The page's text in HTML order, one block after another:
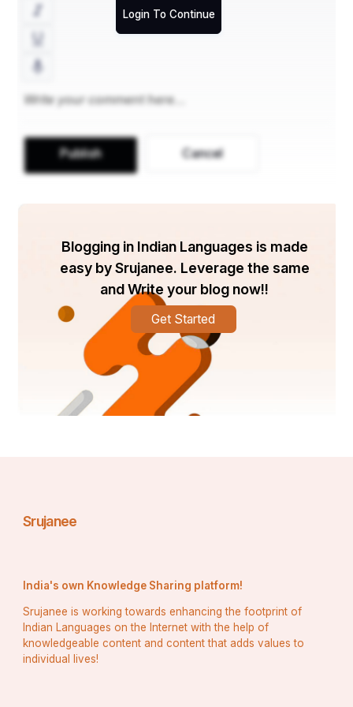
समय में किसी कम्युटर से कम नहीं।
Login To Continue
Publish Cancel
Blogging in Indian Languages is made
easy by Srujanee. Leverage the same
and Write your blog now!!
Get Started
Srujanee
India's own Knowledge Sharing platform!
Srujanee is working towards enhancing the footprint of
Indian Languages on the Internet with the help of
knowledgeable content and content that adds values to
individual lives!